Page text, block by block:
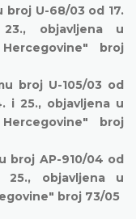
U-68/03 od 17.
objavljena u
broj
broj U-105/03 od
i 25., objavljena u
broj
broj AP-910/04 od
25., objavljena u
broj 73/05